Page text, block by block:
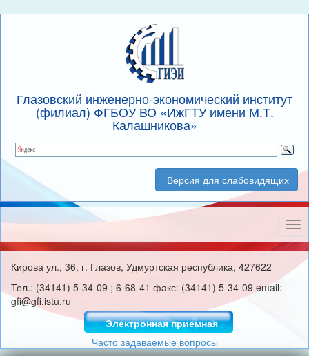
Глазовский инженерно-экономический институт
(филиал) ФГБОУ ВО «ИжГТУ имени М.Т.
Калашникова»
Версия для слабовидящих
Кирова ул., 36, г. Глазов, Удмуртская республика, 427622
Тел.: (34141) 5-34-09 ; 6-68-41 факс: (34141) 5-34-09 email:
gfi@gfi.istu.ru
Электронная приемная
Часто задаваемые вопросы